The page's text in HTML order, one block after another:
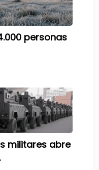
personas
militares abre